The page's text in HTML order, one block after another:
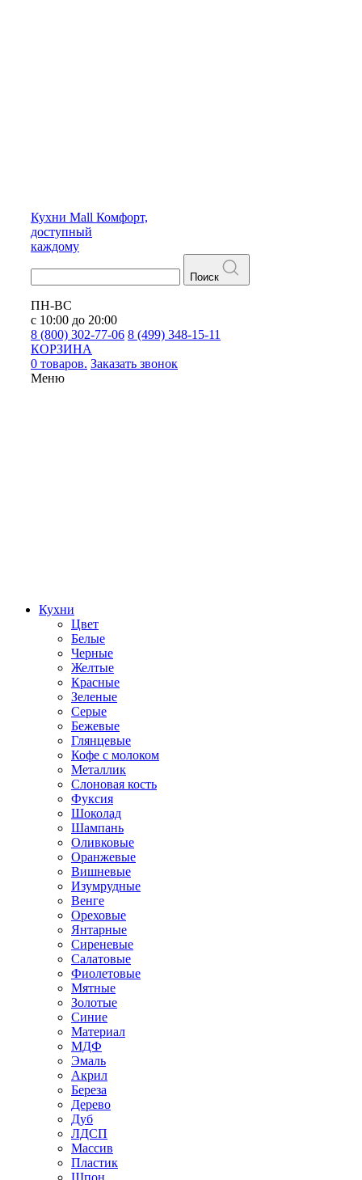
Кухни Mall Комфорт,
доступный
каждому
Поиск
ПН-ВС
с 10:00 до 20:00
8 (800) 302-77-06 8 (499) 348-15-11
КОРЗИНА
0 товаров. Заказать звонок
Меню
Кухни
Цвет
Белые
Черные
Желтые
Красные
Зеленые
Серые
Бежевые
Глянцевые
Кофе с молоком
Металлик
Слоновая кость
Фуксия
Шоколад
Шампань
Оливковые
Оранжевые
Вишневые
Изумрудные
Венге
Ореховые
Янтарные
Сиреневые
Салатовые
Фиолетовые
Мятные
Золотые
Синие
Материал
МДФ
Эмаль
Акрил
Береза
Дерево
Дуб
ЛДСП
Массив
Пластик
Шпон